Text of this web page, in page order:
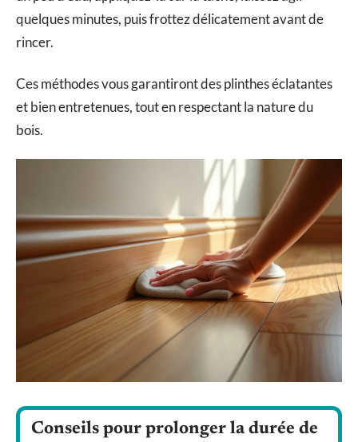
quelques minutes, puis frottez délicatement avant de
rincer.
Ces méthodes vous garantiront des plinthes éclatantes
et bien entretenues, tout en respectant la nature du
bois.
Conseils pour prolonger la durée de